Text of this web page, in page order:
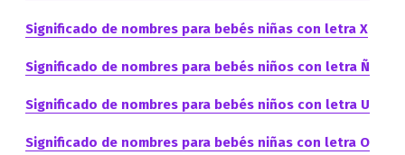
Significado de nombres para bebés niñas con letra X
Significado de nombres para bebés niños con letra Ñ
Significado de nombres para bebés niños con letra U
Significado de nombres para bebés niñas con letra O